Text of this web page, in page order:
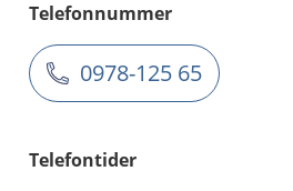
Telefonnummer
0978-125 65
Telefontider